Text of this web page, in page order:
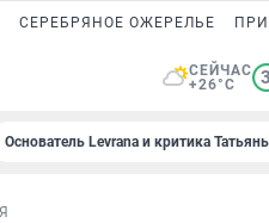
СЕРЕБРЯНОЕ ОЖЕРЕЛЬЕ
СЕЙЧАС
+26°C
3
Основатель Levrana и критика